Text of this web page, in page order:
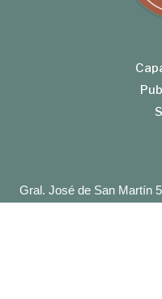
Gral. José de San Martín